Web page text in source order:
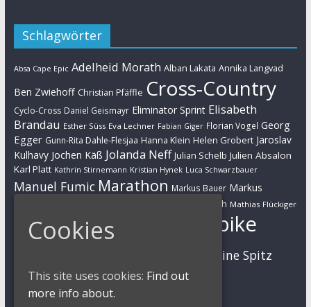
Schlagwörter
Absa Cape Epic Adelheid Morath Alban Lakata Annika Langvad
Ben Zwiehoff Christian Pfäffle Cross-Country
Cyclo-Cross Daniel Geismayr Eliminator Sprint Elisabeth
Brandau Esther Süss Eva Lechner Fabian Giger Florian Vogel Georg
Egger Gunn-Rita Dahle-Flesjaa Hanna Klein Helen Grobert Jaroslav
Kulhavy Jochen Käß Jolanda Neff Julian Schelb Julien Absalon
Karl Platt Kathrin Stirnemann Kristian Hynek Luca Schwarzbauer
Manuel Fumic Marathon Markus Bauer Markus
Martin Gluth Mathias Flückiger
Max Brandl Moritz Milatz
Mountainbike
Sabine Spitz
Simon Stiebjahn UCI Urs Huber
Cookies
This site uses cookies: Find out
more info about.